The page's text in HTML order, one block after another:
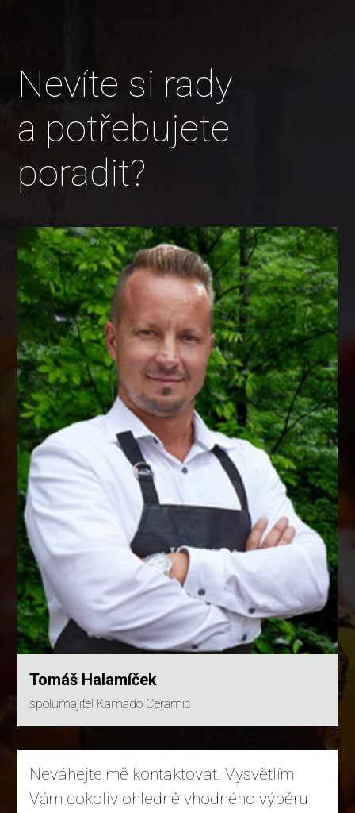
Nevíte si rady
a potřebujete
poradit?
Tomáš Halamíček
spolumajitel Kamado Ceramic
Neváhejte mě kontaktovat. Vysvětlím
Vám cokoliv ohledně vhodného výběru